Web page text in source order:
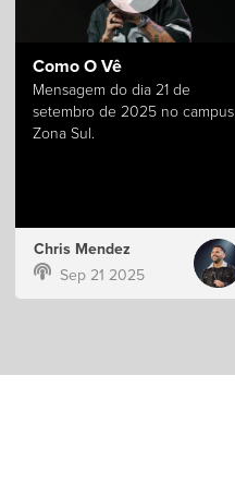
Como O Vê
Mensagem do dia 21 de
setembro de 2025 no campus
Zona Sul.
Chris Mendez
Sep 21 2025